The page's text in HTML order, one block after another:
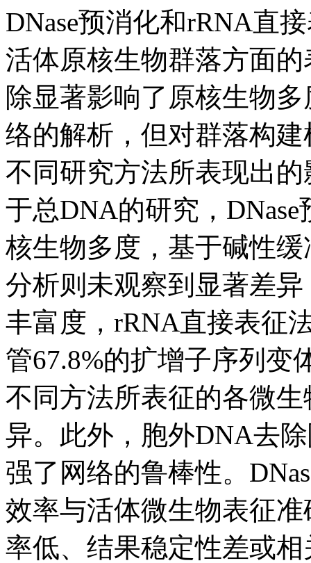
DNase预消化和rRNA直
活体原核生物群落方面
除显著影响了原核生物
络的解析，但对群落构
不同研究方法所表现出
于总DNA的研究，
核生物多度，基于碱性
分析则未观察到显著差
丰富度，rRNA直接表征
管67.8%的扩增子序列变
不同方法所表征的各微
异。此外，胞外DNA去
强了网络的鲁棒性。
效率与活体微生物表征
率低、结果稳定性差或